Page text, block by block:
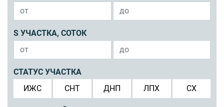
S УЧАСТКА, СОТОК
СТАТУС УЧАСТКА
ИЖС
СНТ ДНП ЛПХ СХ